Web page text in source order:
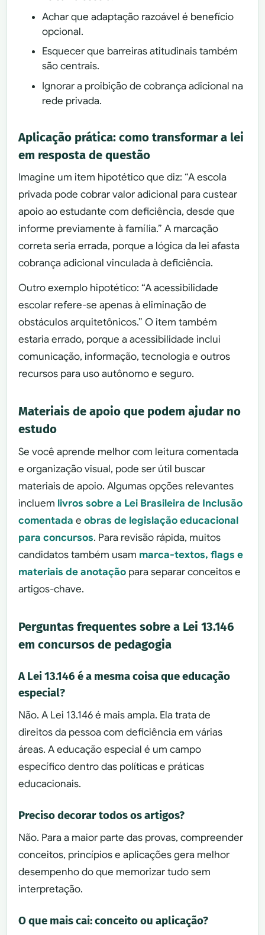
Achar que adaptação razoável é benefício
opcional.
Esquecer que barreiras atitudinais também
são centrais.
Ignorar a proibição de cobrança adicional na
rede privada.
Aplicação prática: como transformar a lei
em resposta de questão
Imagine um item hipotético que diz: “A escola
privada pode cobrar valor adicional para custear
apoio ao estudante com deficiência, desde que
informe previamente à família.” A marcação
correta seria errada, porque a lógica da lei afasta
cobrança adicional vinculada à deficiência.
Outro exemplo hipotético: “A acessibilidade
escolar refere-se apenas à eliminação de
obstáculos arquitetônicos.” O item também
estaria errado, porque a acessibilidade inclui
comunicação, informação, tecnologia e outros
recursos para uso autônomo e seguro.
Materiais de apoio que podem ajudar no
estudo
Se você aprende melhor com leitura comentada
e organização visual, pode ser útil buscar
materiais de apoio. Algumas opções relevantes
incluem livros sobre a Lei Brasileira de Inclusão
comentada eobras de legislação educacional
para concursos. Para revisão rápida, muitos
candidatos também usam marca-textos, flags e
materiais de anotação para separar conceitos e
artigos-chave.
Perguntas frequentes sobre a Lei 13.146
em concursos de pedagogia
A Lei 13.146 é a mesma coisa que educação
especial?
Não. A Lei 13.146 é mais ampla. Ela trata de
direitos da pessoa com deficiência em várias
áreas. A educação especial é um campo
específico dentro das políticas e práticas
educacionais.
Preciso decorar todos os artigos?
Não. Para a maior parte das provas, compreender
conceitos, princípios e aplicações gera melhor
desempenho do que memorizar tudo sem
interpretação.
O que mais cai: conceito ou aplicação?